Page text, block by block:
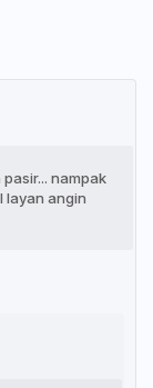
nampak
layan angin